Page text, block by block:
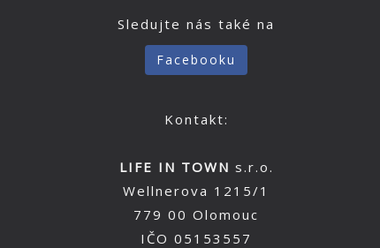
Sledujte nás také na
Facebooku
Kontakt:
LIFE IN TOWN s.r.o.
Wellnerova 1215/1
779 00 Olomouc
IČO 05153557